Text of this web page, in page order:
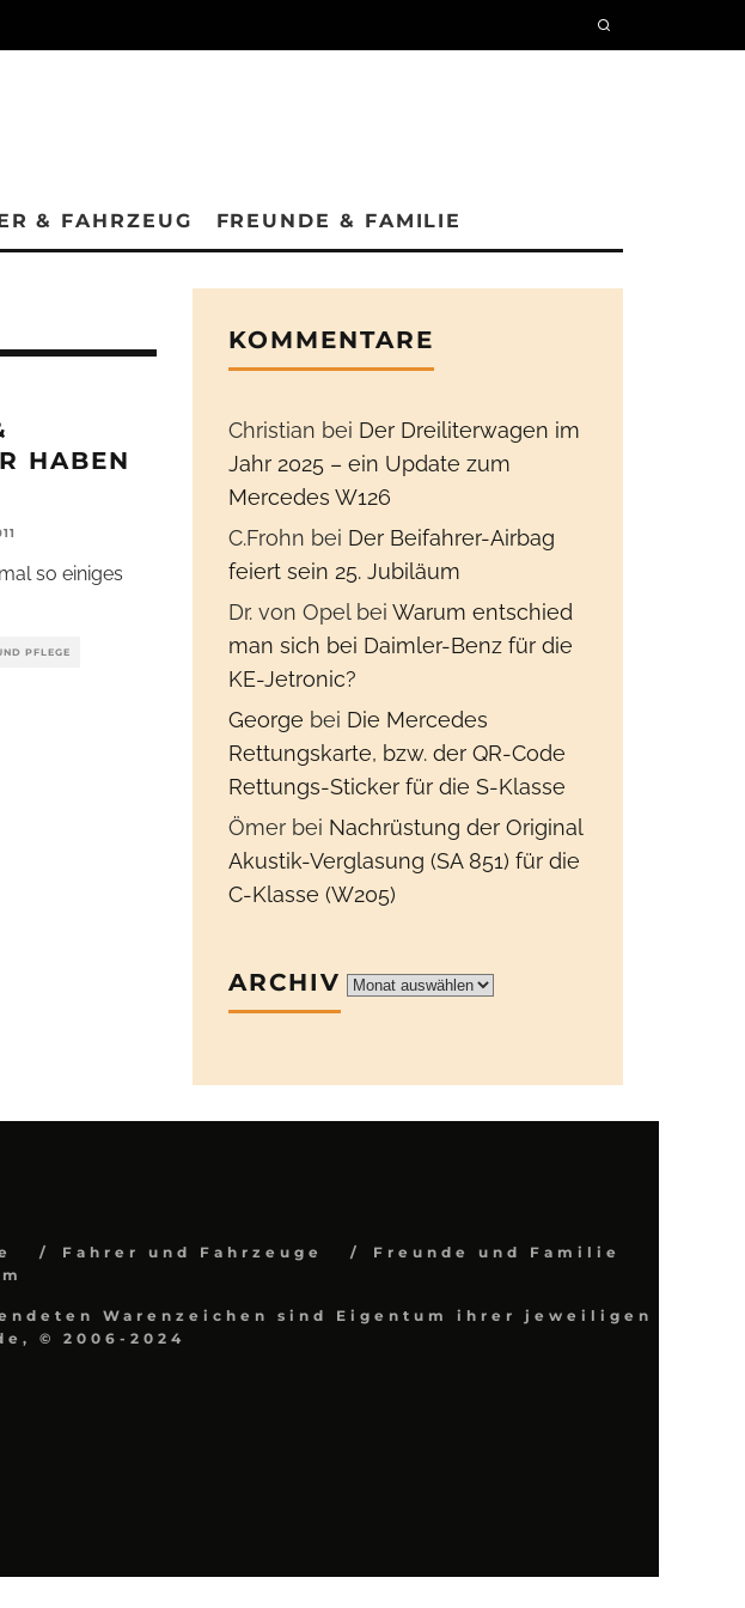
& FAHRZEUG FREUNDE & FAMILIE
HABEN
so einiges
PFLEGE
KOMMENTARE
Christian bei Der Dreiliterwagen im
Jahr 2025 – ein Update zum
Mercedes W126
C.Frohn bei Der Beifahrer-Airbag
feiert sein 25. Jubiläum
Dr. von Opelbei Warum entschied
man sich bei Daimler-Benz für die
KE-Jetronic?
George bei Die Mercedes
Rettungskarte, bzw. der QR-Code
Rettungs-Sticker für die S-Klasse
Ömer bei Nachrüstung der Original
Akustik-Verglasung (SA 851) für die
C-Klasse (W205)
ARCHIV Archiv
Fahrer und Fahrzeuge
Freunde und Familie
Warenzeichen sind Eigentum ihrer jeweiligen
© 2006-2024